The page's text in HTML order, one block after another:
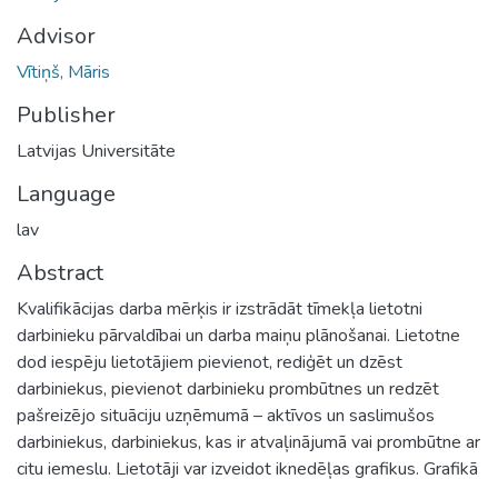
Advisor
Vītiņš, Māris
Publisher
Latvijas Universitāte
Language
lav
Abstract
Kvalifikācijas darba mērķis ir izstrādāt tīmekļa lietotni
darbinieku pārvaldībai un darba maiņu plānošanai. Lietotne
dod iespēju lietotājiem pievienot, rediģēt un dzēst
darbiniekus, pievienot darbinieku prombūtnes un redzēt
pašreizējo situāciju uzņēmumā – aktīvos un saslimušos
darbiniekus, darbiniekus, kas ir atvaļinājumā vai prombūtne ar
citu iemeslu. Lietotāji var izveidot iknedēļas grafikus. Grafikā